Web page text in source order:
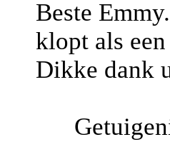
Beste
klopt als een
Dikke dank